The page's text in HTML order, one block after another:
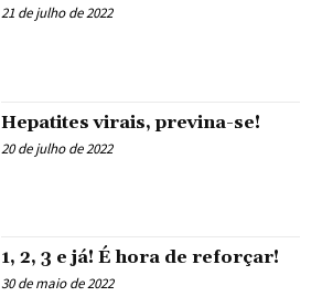
21 de julho de 2022
Hepatites virais, previna-se!
20 de julho de 2022
1, 2, 3 e já! É hora de reforçar!
30 de maio de 2022